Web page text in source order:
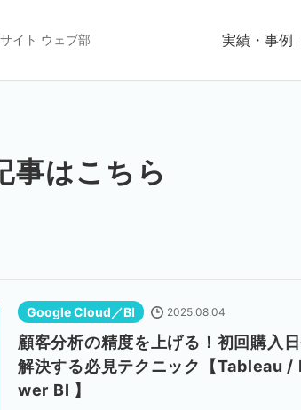
イト ウェブ部 実績・事例
事はこちら
Google Cloud／BI 2025.08.04
顧客分析の精度を上げる！初回購入
解決する必見テクニック【Tableau
wer BI 】